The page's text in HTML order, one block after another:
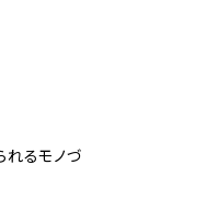
れるモノづ